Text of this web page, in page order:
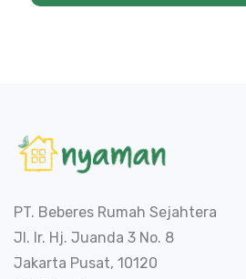
PT. Beberes Rumah Sejahtera
Jl. Ir. Hj. Juanda 3 No. 8
Jakarta Pusat, 10120